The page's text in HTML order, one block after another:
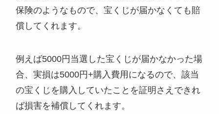
保険のようなもので、宝くじが届かなくても賠
償してくれます。
例えば5000円当選した宝くじが届かなかった場
合、実損は5000円+購入費用になるので、該当
の宝くじを購入していたことを証明さえできれ
ば損害を補償してくれます。